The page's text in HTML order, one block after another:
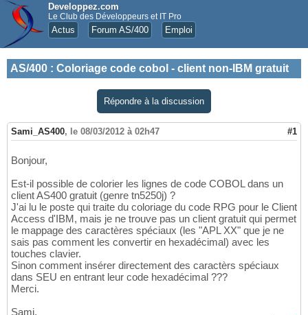
Developpez.com
Le Club des Développeurs et IT Pro
Actus Forum AS/400 Emploi
AS/400 : Coloriage code cobol - client non-IBM gratuit
Répondre à la discussion
Sami_AS400, le 08/03/2012 à 02h47 #1
Bonjour,
Est-il possible de colorier les lignes de code COBOL dans un
client AS400 gratuit (genre tn5250j) ?
J'ai lu le poste qui traite du coloriage du code RPG pour le Client
Access d'IBM, mais je ne trouve pas un client gratuit qui permet
le mappage des caractères spéciaux (les "APL XX" que je ne
sais pas comment les convertir en hexadécimal) avec les
touches clavier.
Sinon comment insérer directement des caractèrs spéciaux
dans SEU en entrant leur code hexadécimal ???
Merci.
Sami,